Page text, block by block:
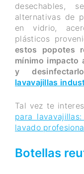
desechables,
alternativas de
en vidrio,
plásticos
estos popotes
mínimo impacto
y
lavavajillas
Tal vez te
para
lavado
Botellas